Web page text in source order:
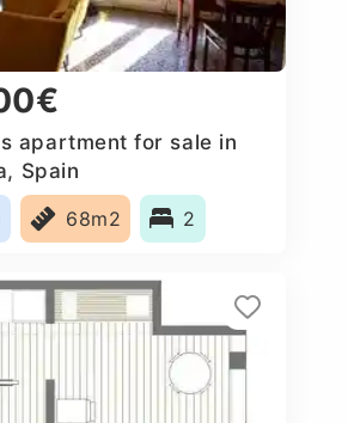
apartment for sale in
Spain
68m2 2